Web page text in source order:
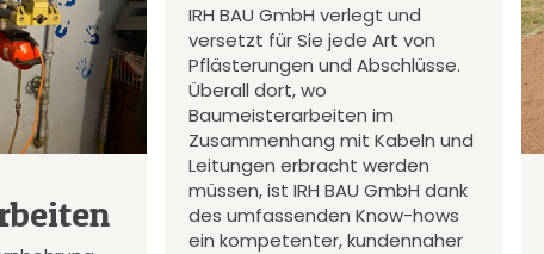
IRH BAU GmbH verlegt und
versetzt für Sie jede Art von
Pflästerungen und Abschlüsse.
Überall dort, wo
Baumeisterarbeiten im
Zusammenhang mit Kabeln und
Leitungen erbracht werden
müssen, ist IRH BAU GmbH dank
des umfassenden Know-hows
ein kompetenter, kundennaher